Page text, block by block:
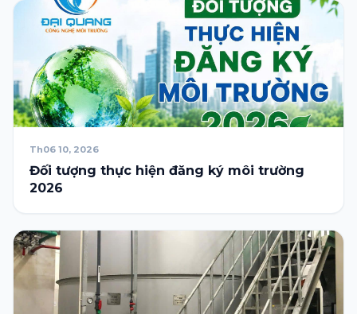
Th06 10, 2026
Đối tượng thực hiện đăng ký môi trường
2026